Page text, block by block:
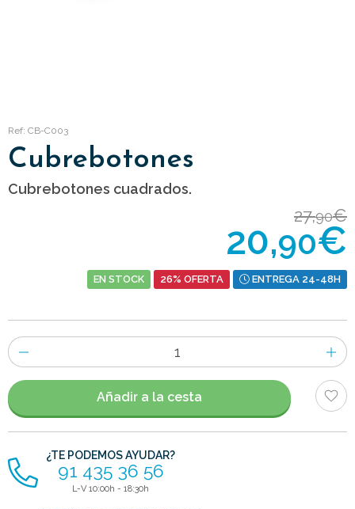
Ref: CB-C003
Cubrebotones
Cubrebotones cuadrados.
27,90€
20,90€
EN STOCK 26% OFERTA ENTREGA 24-48H
Número
de
artículos
Añadir a la cesta
¿TE PODEMOS AYUDAR?
91 435 36 56
L-V 10:00h - 18:30h